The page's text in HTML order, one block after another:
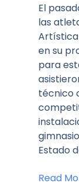
El
las
en su
para
técnico
Estado
Read